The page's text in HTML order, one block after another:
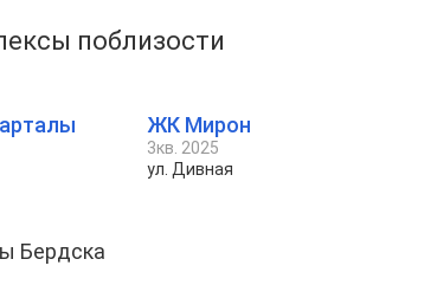
поблизости
ЖК Мирон
3кв. 2025
ул. Дивная
Бердска